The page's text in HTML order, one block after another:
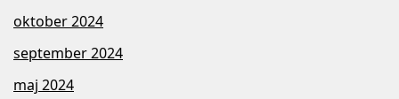
oktober 2024
september 2024
maj 2024